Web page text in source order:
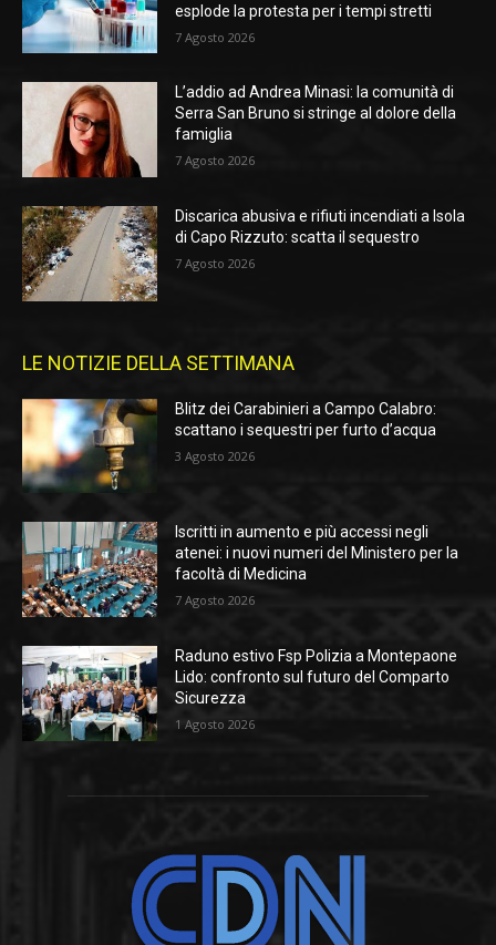
esplode la protesta per i tempi stretti
7 Agosto 2026
L’addio ad Andrea Minasi: la comunità di
Serra San Bruno si stringe al dolore della
famiglia
7 Agosto 2026
Discarica abusiva e rifiuti incendiati a Isola
di Capo Rizzuto: scatta il sequestro
7 Agosto 2026
LE NOTIZIE DELLA SETTIMANA
Blitz dei Carabinieri a Campo Calabro:
scattano i sequestri per furto d’acqua
3 Agosto 2026
Iscritti in aumento e più accessi negli
atenei: i nuovi numeri del Ministero per la
facoltà di Medicina
7 Agosto 2026
Raduno estivo Fsp Polizia a Montepaone
Lido: confronto sul futuro del Comparto
Sicurezza
1 Agosto 2026